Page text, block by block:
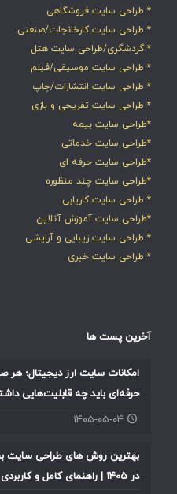
* طراحی سایت فروشگاهی
* طراحی سایت کارخانجات/صنعتی
* گردشگری/طراحی سایت هتل
* طراحی سایت موسیقی/فیلم
* طراحی سایت انتشارات/چاپ
* طراحی سایت تفریحی و بازی
*طراحی سایت بیمه
*طراحی سایت خدماتی
*طراحی سایت حرفه ای
*طراحی سایت چند منظوره
* طراحی سایت کاریابی
*طراحی سایت آموزش آنلاین
* طراحی سایت زیبایی و آرایشی
* طراحی سایت خبری
آخرین پست ها
امکانات سایت ارز دیجیتال؛ هر
حرفه‌ای باید چه قابلیت‌هایی
۱۴۰۵-۰۵-۰۴
بهترین روش های طراحی سایت
در ۱۴۰۵ | راهنمای کامل و کاربردی